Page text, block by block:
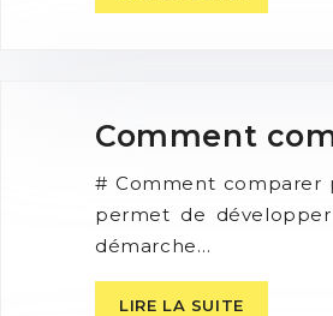
Comment
# Comment comparer
permet de développer
démarche…
LIRE LA SUITE